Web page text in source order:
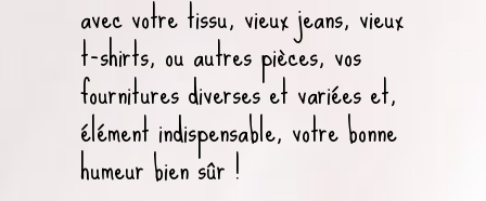
avec votre tissu, vieux jeans, vieux
t-shirts, ou autres pièces, vos
fournitures diverses et variées et,
élément indispensable, votre bonne
humeur bien sûr !